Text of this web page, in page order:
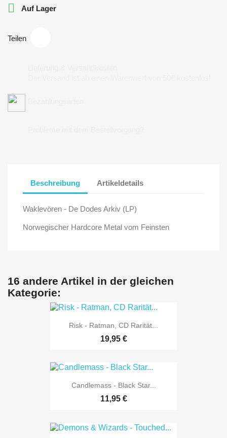
 Auf Lager
Teilen
Beschreibung Artikeldetails
Waklevören - De Dodes Arkiv (LP)
Norwegischer Hardcore Metal vom Feinsten
16 andere Artikel in der gleichen
Kategorie:
Risk - Ratman, CD Rarität...
19,95 €
Candlemass - Black Star...
11,95 €